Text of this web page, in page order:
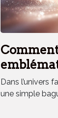
elle un
Dans l’univers
une simple